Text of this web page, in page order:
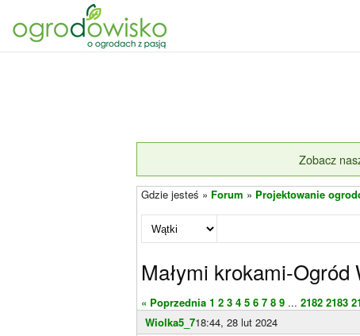
Zobacz
Gdzie jesteś » Forum » Projektowanie
Małymi krokami-Ogród
« Poprzednia 1 2 3 4 5 6 7 8 9 ... 2182 2183
Wiolka5_718:44, 28 lut 2024